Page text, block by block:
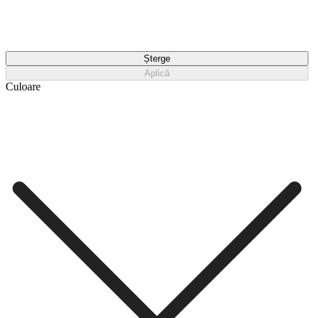
Șterge
Aplică
Culoare